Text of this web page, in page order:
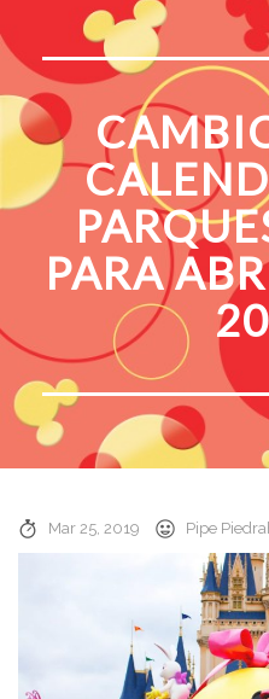
PARA
Mar 25, 2019 Pipe